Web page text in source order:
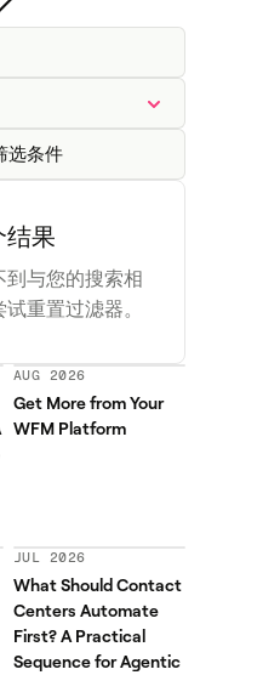
选条件
结果
与您的搜索相
重置过滤器。
AUG 2026
Get More from Your
WFM Platform
JUL 2026
What Should Contact
Centers Automate
First? A Practical
Sequence for Agentic